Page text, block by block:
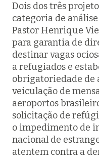
Dois dos três
categoria de
Pastor Henrique
para garantia de
destinar vagas
a refugiados e
obrigatoriedade de
veiculação de
aeroportos
solicitação de
o impedimento de
nacional de
atentem contra a